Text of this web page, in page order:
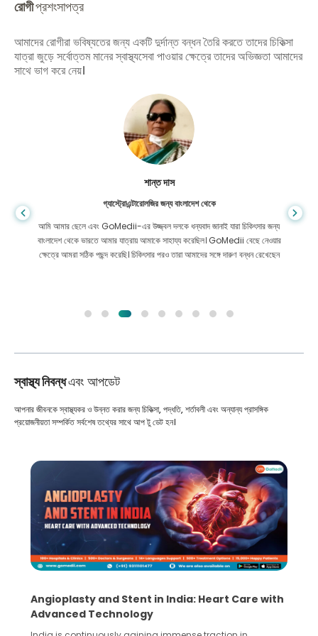
রোগীপ্রশংসাপত্র
আমাদের রোগীরা ভবিষ্যতের জন্য একটি দুর্দান্ত বন্ধন তৈরি করতে তাদের চিকিত্সা
যাত্রা জুড়ে সর্বোত্তম মানের স্বাস্থ্যসেবা পাওয়ার ক্ষেত্রে তাদের অভিজ্ঞতা আমাদের
সাথে ভাগ করে নেয়।
শান্ত দাস
গ্যাস্ট্রোএন্টারোলজির জন্য বাংলাদেশ থেকে
আমি আমার ছেলে এবং GoMedii-এর উজ্জ্বল দলকে ধন্যবাদ জানাই যারা চিকিৎসার জন্য
বাংলাদেশ থেকে ভারতে আমার যাত্রায় আমাকে সাহায্য করেছিল। GoMedii বেছে নেওয়ার
ক্ষেত্রে আমরা সঠিক পছন্দ করেছি। চিকিৎসার পরও তারা আমাদের সঙ্গে দারুণ বন্ধন রেখেছেন
স্বাস্থ্য নিবন্ধএবং আপডেট
আপনার জীবনকে স্বাস্থ্যকর ও উন্নত করার জন্য চিকিত্সা, পদ্ধতি, শর্তাবলী এবং অন্যান্য প্রাসঙ্গিক
প্রয়োজনীয়তা সম্পর্কিত সর্বশেষ তথ্যের সাথে আপ টু ডেট হন।
Angioplasty and Stent in India: Heart Care with
Advanced Technology